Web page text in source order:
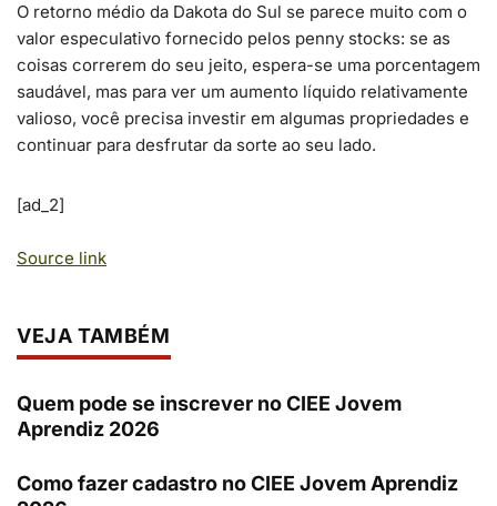
O retorno médio da Dakota do Sul se parece muito com o
valor especulativo fornecido pelos penny stocks: se as
coisas correrem do seu jeito, espera-se uma porcentagem
saudável, mas para ver um aumento líquido relativamente
valioso, você precisa investir em algumas propriedades e
continuar para desfrutar da sorte ao seu lado.
[ad_2]
Source link
VEJA TAMBÉM
Quem pode se inscrever no CIEE Jovem
Aprendiz 2026
Como fazer cadastro no CIEE Jovem Aprendiz